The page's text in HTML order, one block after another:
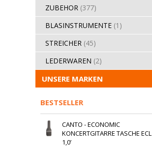
ZUBEHOR (377)
BLASINSTRUMENTE (1)
STREICHER (45)
LEDERWAREN (2)
UNSERE MARKEN
BESTSELLER
CANTO - ECONOMIC
KONCERTGITARRE TASCHE ECL
1,0’